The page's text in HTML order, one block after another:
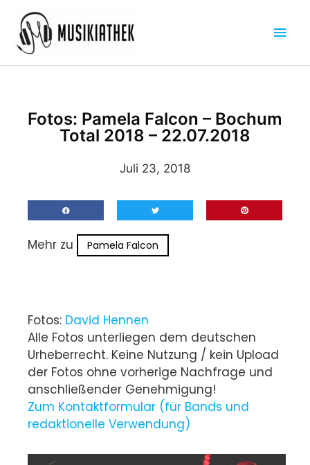
Inhalt
springen
Fotos: Pamela Falcon – Bochum
Total 2018 – 22.07.2018
Juli 23, 2018
Mehr zu Pamela Falcon
Fotos: David Hennen
Alle Fotos unterliegen dem deutschen
Urheberrecht. Keine Nutzung / kein Upload
der Fotos ohne vorherige Nachfrage und
anschließender Genehmigung!
Zum Kontaktformular (für Bands und
redaktionelle Verwendung)